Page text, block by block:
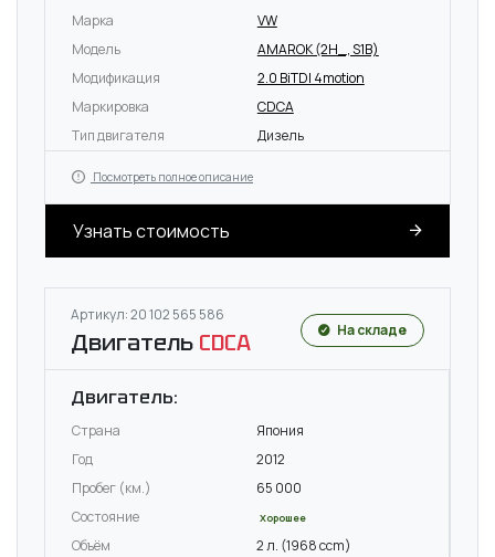
Марка
VW
Модель
AMAROK (2H_, S1B)
Модификация
2.0 BiTDI 4motion
Маркировка
CDCA
Тип двигателя
Дизель
Посмотреть полное описание
Узнать стоимость
Артикул: 20 102 565 586
Двигатель CDCA На складе
Двигатель:
Страна
Япония
Год
2012
Пробег (км.)
65 000
Состояние
Хорошее
Объём 2 л. (1968 ccm)